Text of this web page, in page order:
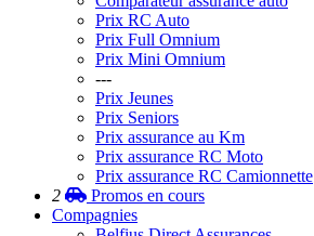
Prix RC Auto
Prix Full Omnium
Prix Mini Omnium
---
Prix Jeunes
Prix Seniors
Prix assurance au Km
Prix assurance RC Moto
Prix assurance RC Camionnette
2
Promos en cours
Compagnies